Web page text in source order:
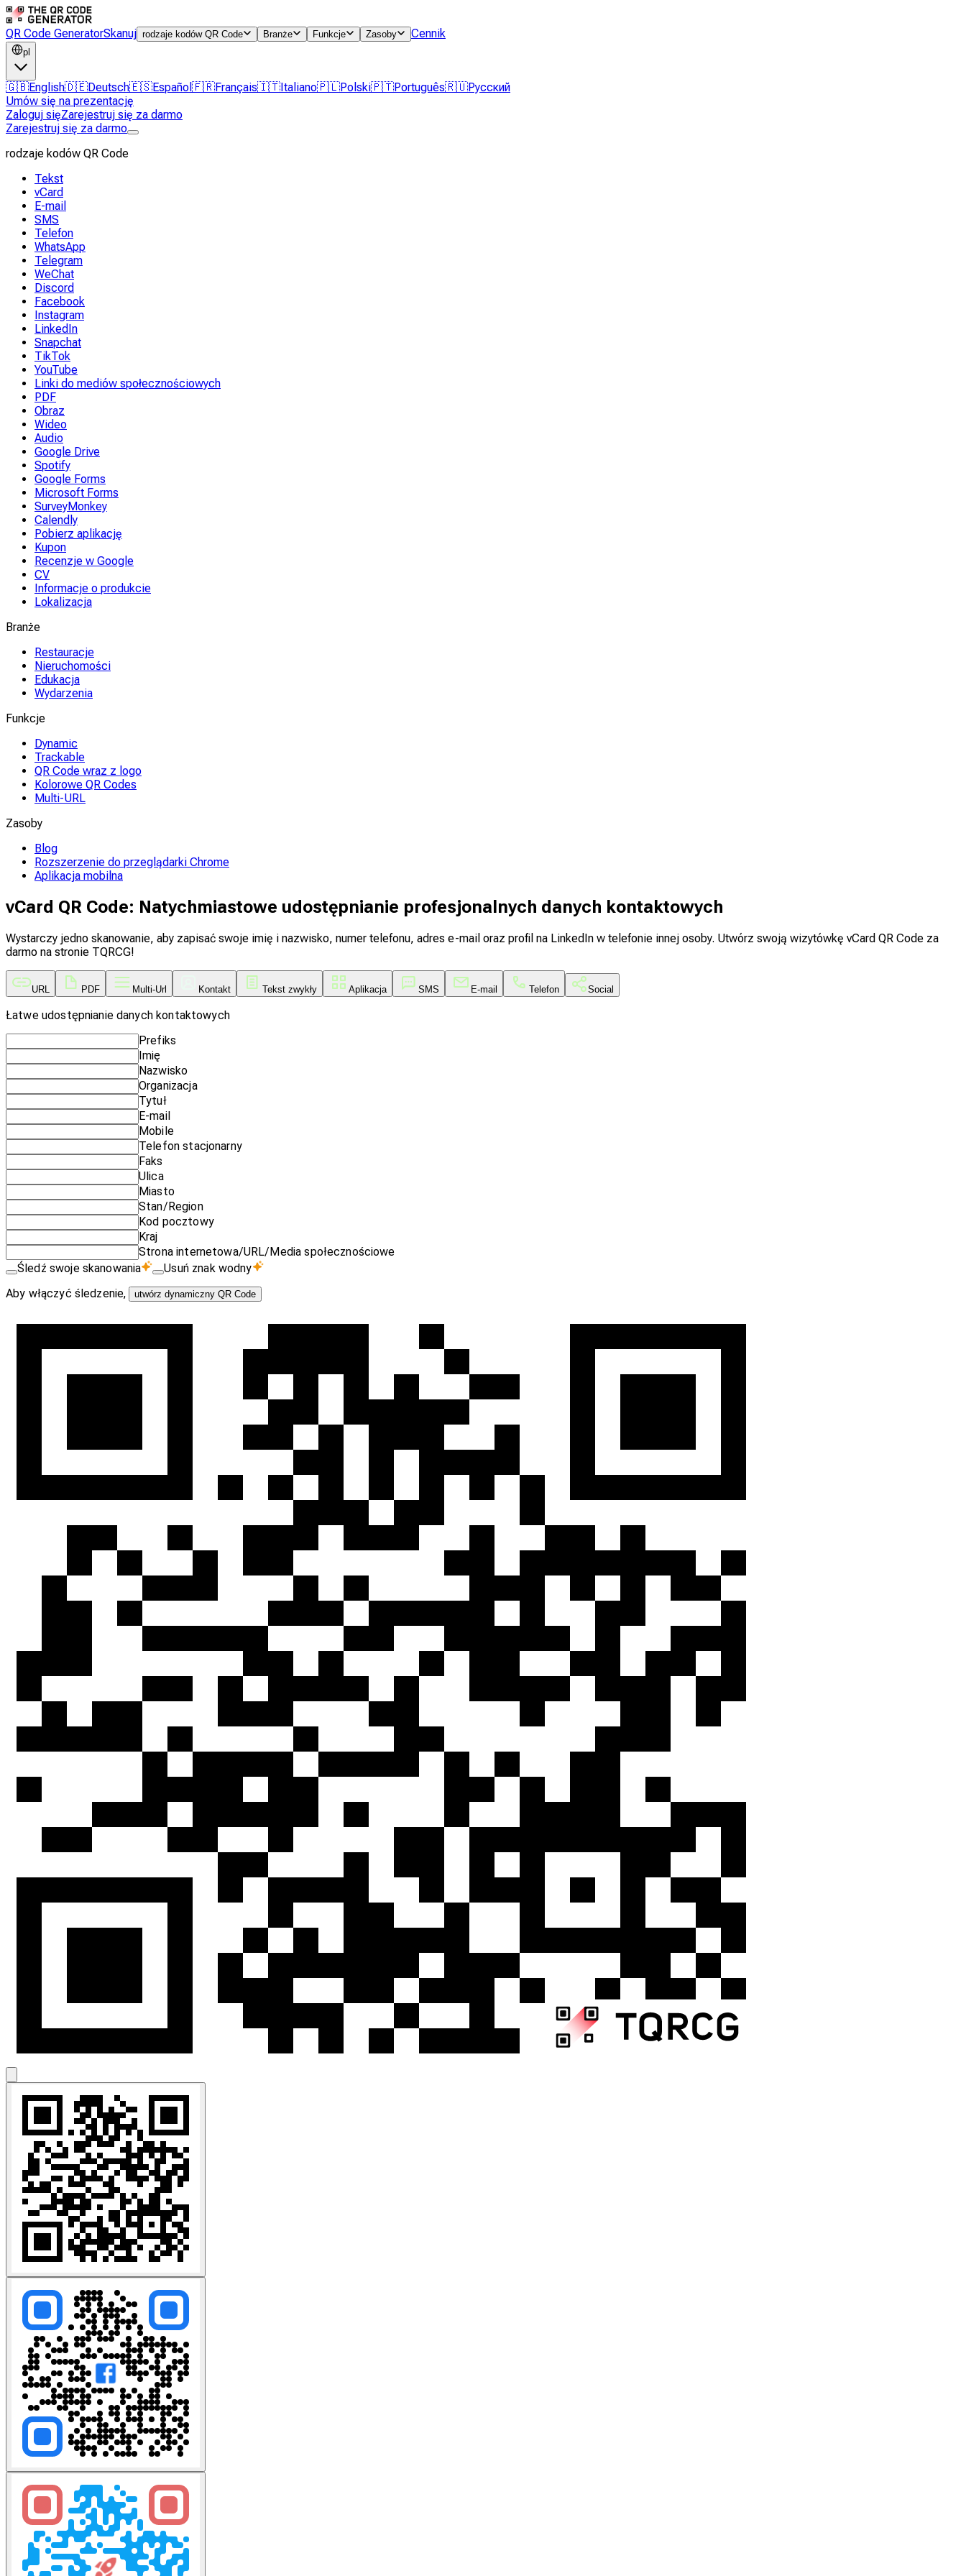
QR Code GeneratorSkanuj rodzaje kodów QR Code Branże Funkcje Zasoby Cennik
pl
🇬🇧English🇩🇪Deutsch🇪🇸Español 🇫🇷Français🇮🇹Italiano🇵🇱Polski🇵🇹Português🇷🇺Русский
Umów się na prezentację
Zaloguj sięZarejestruj się za darmo
Zarejestruj się za darmo
rodzaje kodów QR Code
Tekst
vCard
E-mail
SMS
Telefon
WhatsApp
Telegram
WeChat
Discord
Facebook
Instagram
LinkedIn
Snapchat
TikTok
YouTube
Linki do mediów społecznościowych
PDF
Obraz
Wideo
Audio
Google Drive
Spotify
Google Forms
Microsoft Forms
SurveyMonkey
Calendly
Pobierz aplikację
Kupon
Recenzje w Google
CV
Informacje o produkcie
Lokalizacja
Branże
Restauracje
Nieruchomości
Edukacja
Wydarzenia
Funkcje
Dynamic
Trackable
QR Code wraz z logo
Kolorowe QR Codes
Multi-URL
Zasoby
Blog
Rozszerzenie do przeglądarki Chrome
Aplikacja mobilna
vCard QR Code: Natychmiastowe udostępnianie profesjonalnych danych kontaktowych
Wystarczy jedno skanowanie, aby zapisać swoje imię i nazwisko, numer telefonu, adres e-mail oraz profil na LinkedIn w telefonie innej osoby. Utwórz swoją wizytówkę vCard QR Code za
darmo na stronie TQRCG!
URL PDF Multi-Url Kontakt Tekst zwykły Aplikacja SMS E-mail Telefon Social
Łatwe udostępnianie danych kontaktowych
Prefiks
Imię
Nazwisko
Organizacja
Tytuł
E-mail
Mobile
Telefon stacjonarny
Faks
Ulica
Miasto
Stan/Region
Kod pocztowy
Kraj
Strona internetowa/URL/Media społecznościowe
Śledź swoje skanowania
Usuń znak wodny
Aby włączyć śledzenie,
utwórz dynamiczny QR Code